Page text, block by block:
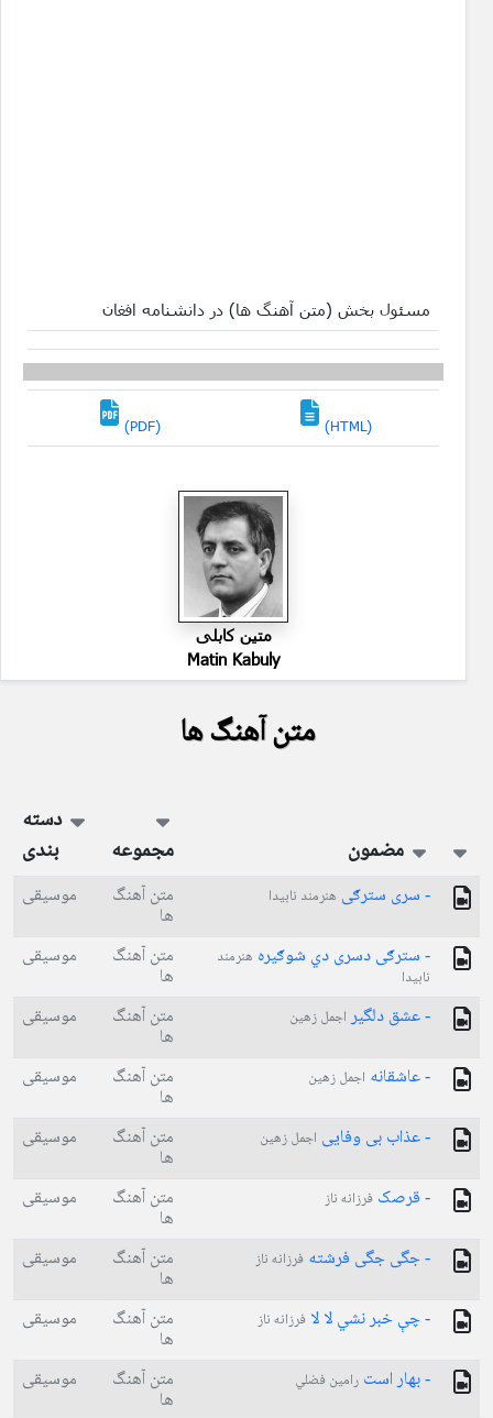
مسئول بخش (متن آهنگ ها) در دانشنامه افغان
(PDF) (HTML)
متین کابلی
Matin Kabuly
متن آهنگ ها
مضمون مجموعه
دسته
بندی
- سری سترګی هنرمند نابیدا متن آهنگ
ها
موسیقی
- سترګی دسری دي شوګیره هنرمند
نابیدا
متن آهنگ
ها
موسیقی
- عشق دلگیراجمل زهین متن آهنگ
ها
موسیقی
- عاشقانه اجمل زهین متن آهنگ
ها
موسیقی
- عذاب بی وفایی اجمل زهین متن آهنگ
ها
موسیقی
- قرصک فرزانه ناز متن آهنگ
ها
موسیقی
- جگی جگی فرشته فرزانه ناز متن آهنگ
ها
موسیقی
- چې خبر نشي لا لا فرزانه ناز متن آهنگ
ها
موسیقی
- بهار است رامين فضلي متن آهنگ
ها
موسیقی